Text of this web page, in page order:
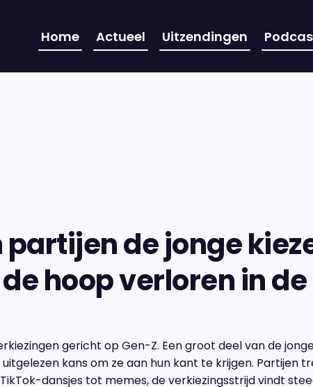
Home Actueel Uitzendingen
de jonge
hoop verloren in
gericht op Gen-Z. Een groot deel van de
kans om ze aan hun kant te krijgen. Partijen
dansjes tot memes, de verkiezingsstrijd vindt